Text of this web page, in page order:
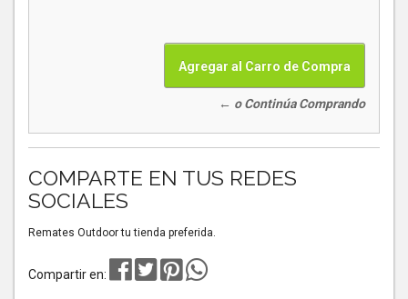
← o Continúa Comprando
COMPARTE EN TUS REDES
SOCIALES
Remates Outdoor tu tienda preferida.
Compartir en: